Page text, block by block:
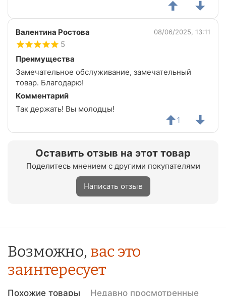
Валентина Ростова 08/06/2025, 13:11
5
Преимущества
Замечательное обслуживание, замечательный
товар. Благодарю!
Комментарий
Так держать! Вы молодцы!
1
Оставить отзыв на этот товар
Поделитесь мнением с другими покупателями
Написать отзыв
Возможно, вас это
заинтересует
Похожие товары Недавно просмотренные